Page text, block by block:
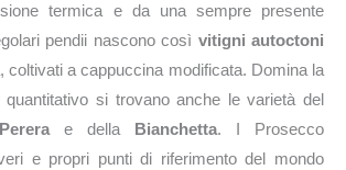
termica e da una sempre presente
pendii nascono così vitigni autoctoni
coltivati a cappuccina modificata. Domina la
si trovano anche le varietà del
Pererae della Bianchetta. I Prosecco
e propri punti di riferimento del mondo